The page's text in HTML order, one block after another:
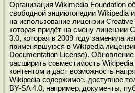
Организация Wikimedia Foundation
свободной энциклопедии Wikipedia
на использование лицензии
которая придёт на смену лицензии
3.0, которая в 2009 году заменила
применявшуюся в Wikipedia
Documentation License). Обновление
расширить совместимость
контентом и даст возможность
Wikipedia содержимое, доступное
BY-SA 4.0, например, документы,